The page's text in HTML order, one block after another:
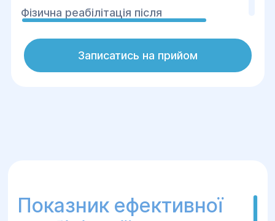
Фізична реабілітація після
хірургії та реабілітації "Геліос"
спрямована на швидке та безпечне
відновлення рухової активності
Записатись на прийом
Показник ефективної